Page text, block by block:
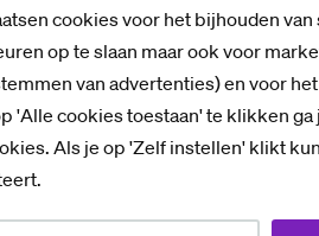
cookies voor het bijhouden
op te slaan maar ook voor
van advertenties) en voor
'Alle cookies toestaan' te klikken
Als je op 'Zelf instellen' klikt
Hal Enschede, M.H. Tromplaan 28
en tijd
27 maart 2026